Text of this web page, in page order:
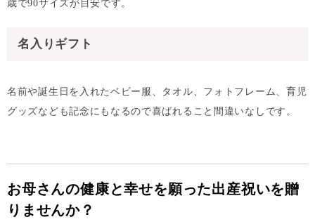
歳で90サイズが目安です。
名入りギフト
名前や誕生日を入れたベビー服、タオル、フォトフレーム、育児
グッズなども記念にもなるので喜ばれること間違いなしです。
お母さんの健康と幸せを願った出産祝いを贈
りませんか？